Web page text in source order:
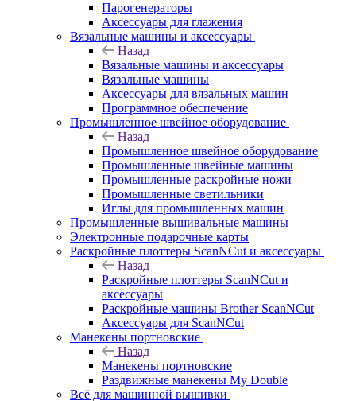
Парогенераторы
Аксессуары для глажения
Вязальные машины и аксессуары
Назад
Вязальные машины и аксессуары
Вязальные машины
Аксессуары для вязальных машин
Программное обеспечение
Промышленное швейное оборудование
Назад
Промышленное швейное оборудование
Промышленные швейные машины
Промышленные раскройные ножи
Промышленные светильники
Иглы для промышленных машин
Промышленные вышивальные машины
Электронные подарочные карты
Раскройные плоттеры ScanNCut и аксессуары
Назад
Раскройные плоттеры ScanNCut и
аксессуары
Раскройные машины Brother ScanNCut
Аксессуары для ScanNCut
Манекены портновские
Назад
Манекены портновские
Раздвижные манекены My Double
Всё для машинной вышивки